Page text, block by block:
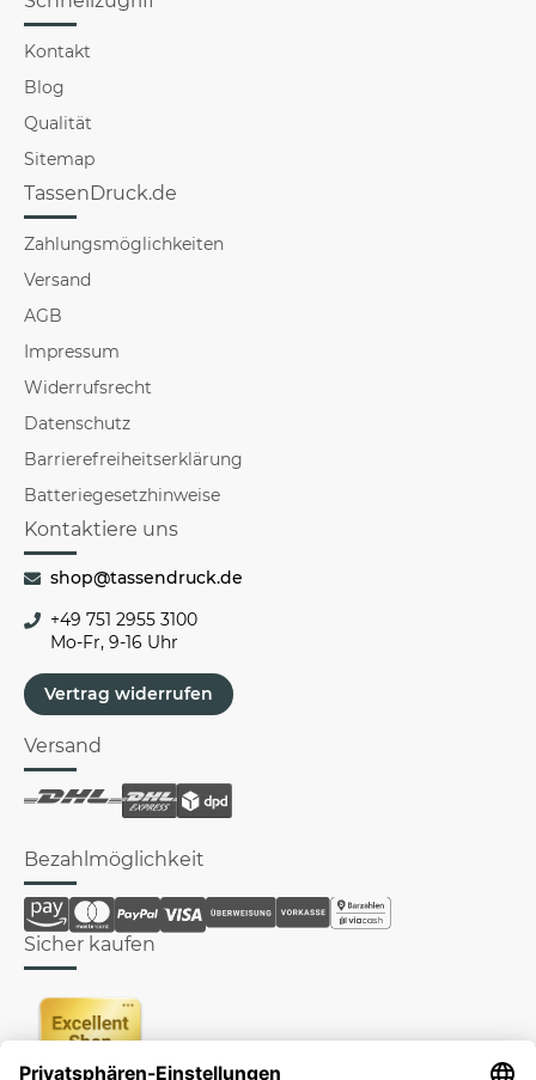
Kontakt
Blog
Qualität
Sitemap
TassenDruck.de
Zahlungsmöglichkeiten
Versand
AGB
Impressum
Widerrufsrecht
Datenschutz
Barrierefreiheitserklärung
Batteriegesetzhinweise
Kontaktiere uns
shop@tassendruck.de
+49 751 2955 3100
Mo-Fr, 9-16 Uhr
Vertrag widerrufen
Versand
Bezahlmöglichkeit
Sicher kaufen